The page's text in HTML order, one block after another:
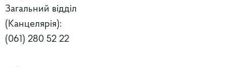
Загальний відділ
(Канцелярія):
(061) 280 52 22